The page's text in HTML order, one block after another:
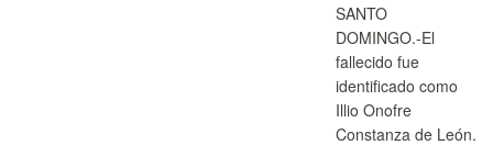
SANTO
DOMINGO.-El
fallecido fue
identificado como
Illio Onofre
Constanza de León.